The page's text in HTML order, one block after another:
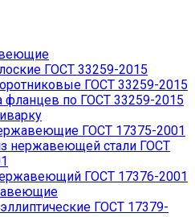
ГОСТ 33259-2015
ГОСТ 33259-2015
фланцев по ГОСТ 33259-2015
ГОСТ 17375-2001
нержавеющей стали ГОСТ
ГОСТ 17376-2001
ГОСТ 17379-